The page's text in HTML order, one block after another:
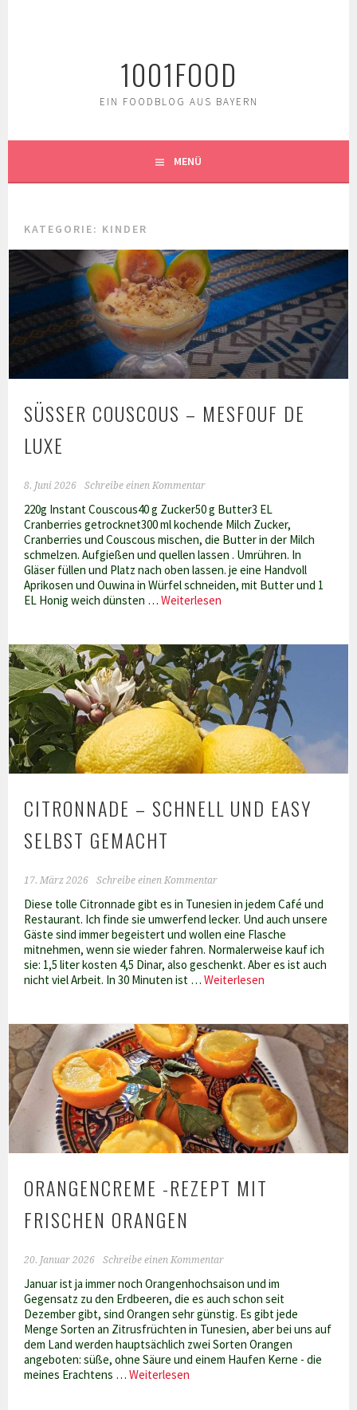
1001FOOD
EIN FOODBLOG AUS BAYERN
MENÜ
KATEGORIE: KINDER
SÜSSER COUSCOUS – MESFOUF DE L
UXE
8. Juni 2026 Schreibe einen Kommentar
220g Instant Couscous40 g Zucker50 g Butter3 EL
Cranberries getrocknet300 ml kochende Milch Zucker,
Cranberries und Couscous mischen, die Butter in der Milch
schmelzen. Aufgießen und quellen lassen . Umrühren. In
Gläser füllen und Platz nach oben lassen. je eine Handvoll
Aprikosen und Ouwina in Würfel schneiden, mit Butter und 1
EL Honig weich dünsten …Weiterlesen
Mesfouf
de
luxe
CITRONNADE – SCHNELL UND EASY
SELBST GEMACHT
17. März 2026 Schreibe einen Kommentar
Diese tolle Citronnade gibt es in Tunesien in jedem Café und
Restaurant. Ich finde sie umwerfend lecker. Und auch unsere
Gäste sind immer begeistert und wollen eine Flasche
mitnehmen, wenn sie wieder fahren. Normalerweise kauf ich
sie: 1,5 liter kosten 4,5 Dinar, also geschenkt. Aber es ist auch
nicht viel Arbeit. In 30 Minuten ist …Weiterlesen
und
easy
selbst
gemacht
ORANGENCREME -REZEPT MIT
FRISCHEN ORANGEN
20. Januar 2026 Schreibe einen Kommentar
Januar ist ja immer noch Orangenhochsaison und im
Gegensatz zu den Erdbeeren, die es auch schon seit
Dezember gibt, sind Orangen sehr günstig. Es gibt jede
Menge Sorten an Zitrusfrüchten in Tunesien, aber bei uns auf
dem Land werden hauptsächlich zwei Sorten Orangen
angeboten: süße, ohne Säure und einem Haufen Kerne - die
meines Erachtens …Weiterlesen